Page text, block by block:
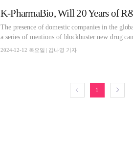
The presence of domestic companies in the
a series of mentions of blockbuster new drug
2024-12-12 목요일 | 김나영 기자
1